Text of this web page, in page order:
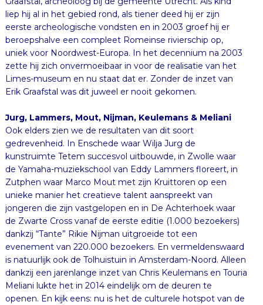
Erik Graafstal was dit juweel er nooit gekomen.
Jurg, Lammers, Mout, Nijman, Keulemans & Meliani
Ook elders zien we de resultaten van dit soort
gedrevenheid. In Enschede waar Wilja Jurg de
kunstruimte Tetem succesvol uitbouwde, in Zwolle waar
de Yamaha-muziekschool van Eddy Lammers floreert, in
Zutphen waar Marco Mout met zijn Kruittoren op een
unieke manier het creatieve talent aanspreekt van
jongeren die zijn vastgelopen en in De Achterhoek waar
de Zwarte Cross vanaf de eerste editie (1.000 bezoekers)
dankzij “Tante” Rikie Nijman uitgroeide tot een
evenement van 220.000 bezoekers. En vermeldenswaard
is natuurlijk ook de Tolhuistuin in Amsterdam-Noord. Alleen
dankzij een jarenlange inzet van Chris Keulemans en Touria
Meliani lukte het in 2014 eindelijk om de deuren te
openen. En kijk eens: nu is het de culturele hotspot van de
hoofdstad, met een popzaal, expositieruimte, dansstudio’s